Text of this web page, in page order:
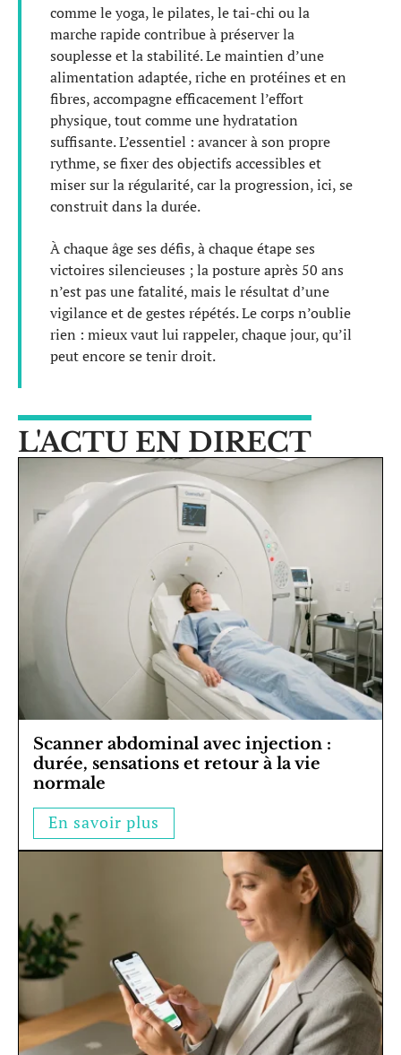
comme le yoga, le pilates, le tai-chi ou la
marche rapide contribue à préserver la
souplesse et la stabilité. Le maintien d’une
alimentation adaptée, riche en protéines et en
fibres, accompagne efficacement l’effort
physique, tout comme une hydratation
suffisante. L’essentiel : avancer à son propre
rythme, se fixer des objectifs accessibles et
miser sur la régularité, car la progression, ici, se
construit dans la durée.
À chaque âge ses défis, à chaque étape ses
victoires silencieuses ; la posture après 50 ans
n’est pas une fatalité, mais le résultat d’une
vigilance et de gestes répétés. Le corps n’oublie
rien : mieux vaut lui rappeler, chaque jour, qu’il
peut encore se tenir droit.
L'ACTU EN DIRECT
Scanner abdominal avec injection :
durée, sensations et retour à la vie
normale
En savoir plus